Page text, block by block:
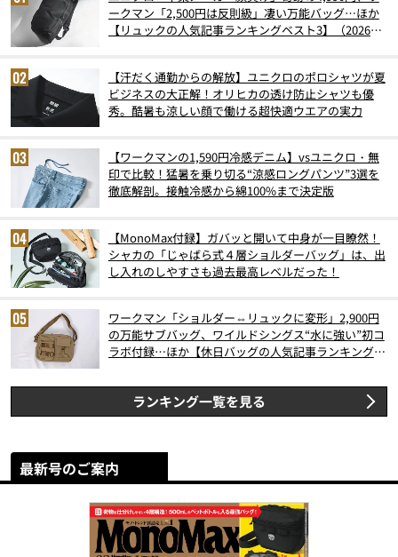
ークマン「2,500円は反則級」凄い万能バッグ…ほか
【リュックの人気記事ランキングベスト3】（2026年
【汗だく通勤からの解放】ユニクロのポロシャツが夏
ビジネスの大正解！オリヒカの透け防止シャツも優
秀。酷暑も涼しい顔で働ける超快適ウエアの実力
【ワークマンの1,590円冷感デニム】vsユニクロ・無
印で比較！猛暑を乗り切る“涼感ロングパンツ”3選を
徹底解剖。接触冷感から綿100%まで決定版
【MonoMax付録】ガバッと開いて中身が一目瞭然！
シャカの「じゃばら式４層ショルダーバッグ」は、出
し入れのしやすさも過去最高レベルだった！
ワークマン「ショルダー⇔リュックに変形」2,900円
の万能サブバッグ、ワイルドシングス“水に強い”初コ
ラボ付録…ほか【休日バッグの人気記事ランキングベ
ランキング一覧を見る
最新号のご案内